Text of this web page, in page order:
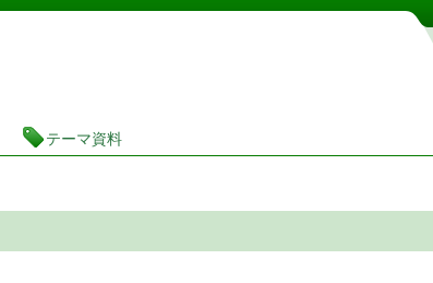
茨城県立図書館 蔵書検索・予約システム
テーマ資料